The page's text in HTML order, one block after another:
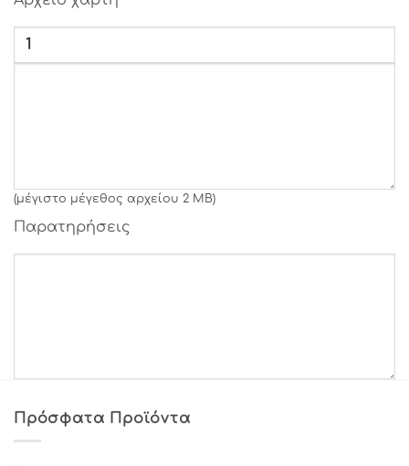
Γραμματοσειρά 40
Γραμματοσειρά 41
Γραμματοσειρά 42
Γραμματοσειρά 48
Γραμματοσειρά 50
Γραμματοσειρά 51
Γραμματοσειρά 58
Γραμματοσειρά 59
(μέγιστο μέγεθος αρχείου 2 MB)
Παρατηρήσεις
Πρόσφατα Προϊόντα